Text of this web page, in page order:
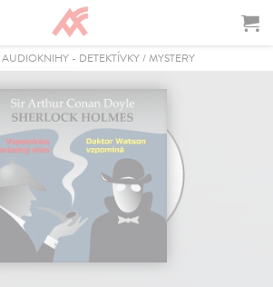
AUDIOKNIHY - DETEKTÍVKY / MYSTERY